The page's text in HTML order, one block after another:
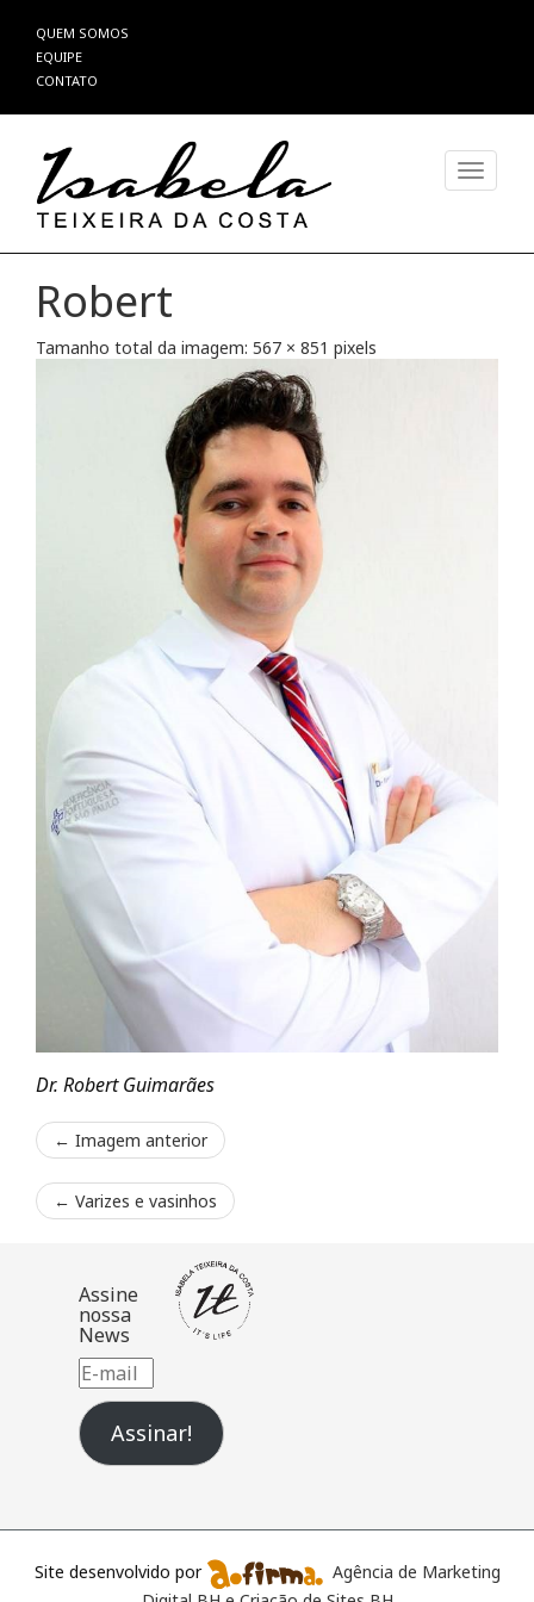
Pular
para
o
QUEM SOMOS
EQUIPE
CONTATO
Robert
Tamanho total da imagem: 567 × 851 pixels
Dr. Robert Guimarães
← Imagem anterior
← Varizes e vasinhos
Assine
nossa
News
E-
mail
Assinar!
Site desenvolvido por
Agência de Marketing